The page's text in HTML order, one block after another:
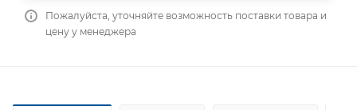
Пожалуйста, уточняйте возможность поставки товара и
цену у менеджера